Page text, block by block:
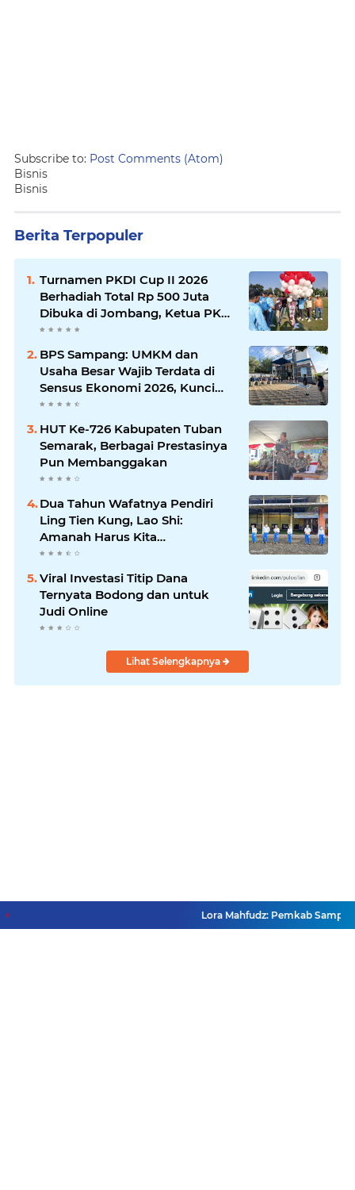
Subscribe to: Post Comments (Atom)
Bisnis
Bisnis
Berita Terpopuler
Turnamen PKDI Cup II 2026
Berhadiah Total Rp 500 Juta
Dibuka di Jombang, Ketua PKDI
Jatim Syaifullah Mahdi: Ajang
Komunikasi Antar-Kades untuk
Memajukan Desa
BPS Sampang: UMKM dan
Usaha Besar Wajib Terdata di
Sensus Ekonomi 2026, Kunci
Kebijakan Tepat Sasaran
HUT Ke-726 Kabupaten Tuban
Semarak, Berbagai Prestasinya
Pun Membanggakan
Dua Tahun Wafatnya Pendiri
Ling Tien Kung, Lao Shi:
Amanah Harus Kita
Laksanakan!
Viral Investasi Titip Dana
Ternyata Bodong dan untuk
Judi Online
Lihat Selengkapnya
Lora Mahfudz: Pemkab Sampang